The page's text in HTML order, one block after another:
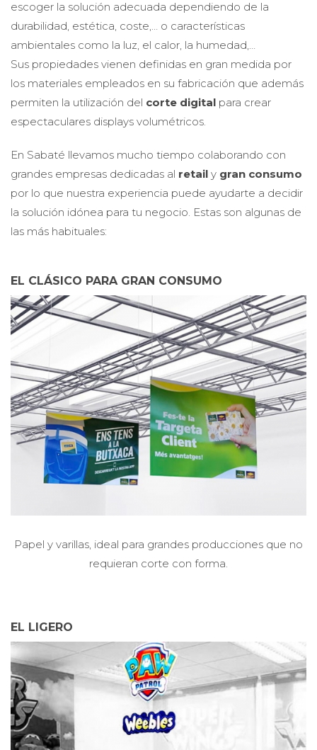
escoger la solución adecuada dependiendo de la
durabilidad, estética, coste,… o características
ambientales como la luz, el calor, la humedad,…
Sus propiedades vienen definidas en gran medida por
los materiales empleados en su fabricación que además
permiten la utilización del corte digital para crear
espectaculares displays volumétricos.
En Sabaté llevamos mucho tiempo colaborando con
grandes empresas dedicadas al retail y gran consumo
por lo que nuestra experiencia puede ayudarte a decidir
la solución idónea para tu negocio. Estas son algunas de
las más habituales:
EL CLÁSICO PARA GRAN CONSUMO
Papel y varillas, ideal para grandes producciones que no
requieran corte con forma.
EL LIGERO